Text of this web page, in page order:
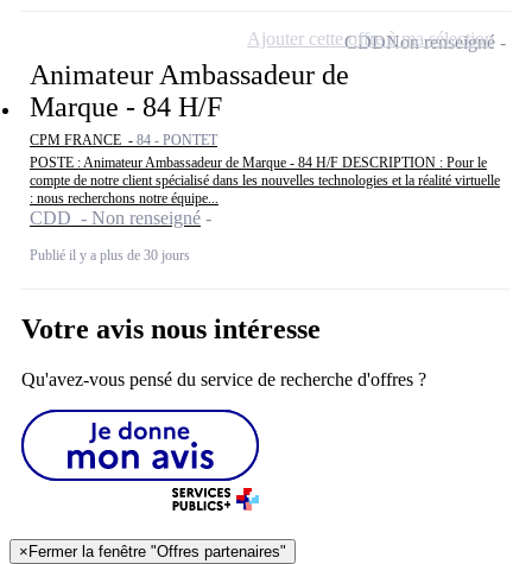
Animateur Ambassadeur de
Marque - 84 H/F
CPM FRANCE - 84 - PONTET
POSTE : Animateur Ambassadeur de Marque - 84 H/F DESCRIPTION : Pour le
compte de notre client spécialisé dans les nouvelles technologies et la réalité virtuelle
: nous recherchons notre équipe...
CDD - Non renseigné
Publié il y a plus de 30 jours
CDDNon renseigné
Ajouter cette offre à ma sélection
Votre avis nous intéresse
Qu'avez-vous pensé du service de recherche d'offres ?
× Fermer la fenêtre "Offres partenaires"